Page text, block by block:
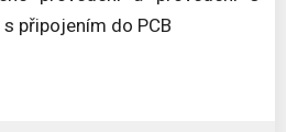
připojením do PCB